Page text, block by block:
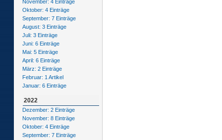
November: 4 Einträge
Oktober: 4 Einträge
September: 7 Einträge
August: 3 Einträge
Juli: 3 Einträge
Juni: 6 Einträge
Mai: 5 Einträge
April: 6 Einträge
März: 2 Einträge
Februar: 1 Artikel
Januar: 6 Einträge
2022
Dezember: 2 Einträge
November: 8 Einträge
Oktober: 4 Einträge
September: 7 Einträge